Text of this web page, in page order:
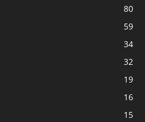
80
59
34
32
19
16
15